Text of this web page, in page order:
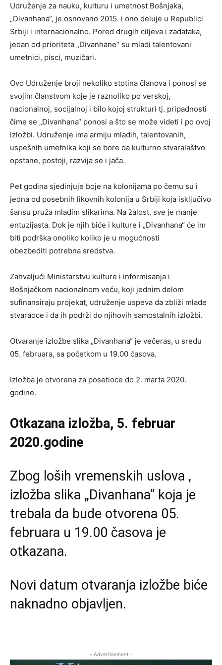
Udruženje za nauku, kulturu i umetnost Bošnjaka,
„Divanhana“, je osnovano 2015. i ono deluje u Republici
Srbiji i internacionalno. Pored drugih ciljeva i zadataka,
jedan od prioriteta „Divanhane“ su mladi talentovani
umetnici, pisci, muzičari.
Ovo Udruženje broji nekoliko stotina članova i ponosi se
svojim članstvom koje je raznoliko po verskoj,
nacionalnoj, socijalnoj i bilo kojoj strukturi tj. pripadnosti
čime se „Divanhana“ ponosi a što se može videti i po ovoj
izložbi. Udruženje ima armiju mladih, talentovanih,
uspešnih umetnika koji se bore da kulturno stvaralaštvo
opstane, postoji, razvija se i jača.
Pet godina sjedinjuje boje na kolonijama po čemu su i
jedna od posebnih likovnih kolonija u Srbiji koja isključivo
šansu pruža mladim slikarima. Na žalost, sve je manje
entuzijasta. Dok je njih biće i kulture i „Divanhana“ će im
biti podrška onoliko koliko je u mogućnosti
obezbediti potrebna sredstva.
Zahvaljući Ministarstvu kulture i informisanja i
Bošnjačkom nacionalnom veću, koji jednim delom
sufinansiraju projekat, udruženje uspeva da zbliži mlade
stvaraoce i da ih podrži do njihovih samostalnih izložbi.
Otvaranje izložbe slika „Divanhana“ je večeras, u sredu
05. februara, sa početkom u 19.00 časova.
Izložba je otvorena za posetioce do 2. marta 2020.
godine.
Otkazana izložba, 5. februar
2020.godine
Zbog loših vremenskih uslova ,
izložba slika „Divanhana“ koja je
trebala da bude otvorena 05.
februara u 19.00 časova je
otkazana.
Novi datum otvaranja izložbe biće
naknadno objavljen.
- Advertisement -